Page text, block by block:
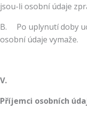
jsou-li osobní údaje
B. Po uplynutí doby
osobní údaje vymaže.
V.
Příjemci osobních